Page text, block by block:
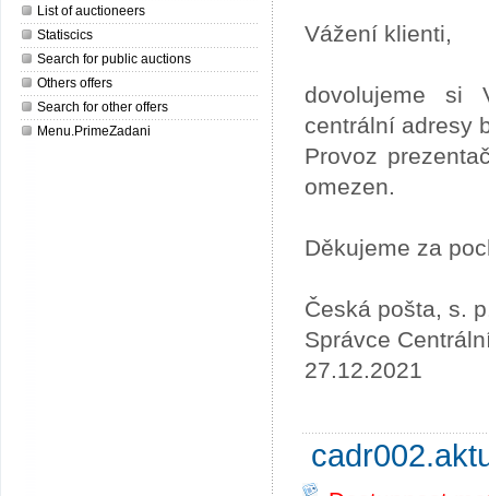
List of auctioneers
Statiscics
Search for public auctions
Others offers
Search for other offers
Menu.PrimeZadani
Vážení klienti,
dovolujeme si
centrální adresy
Provoz
omezen.
Děkujeme za
Česká pošta, s.
Správce
27.12.2021